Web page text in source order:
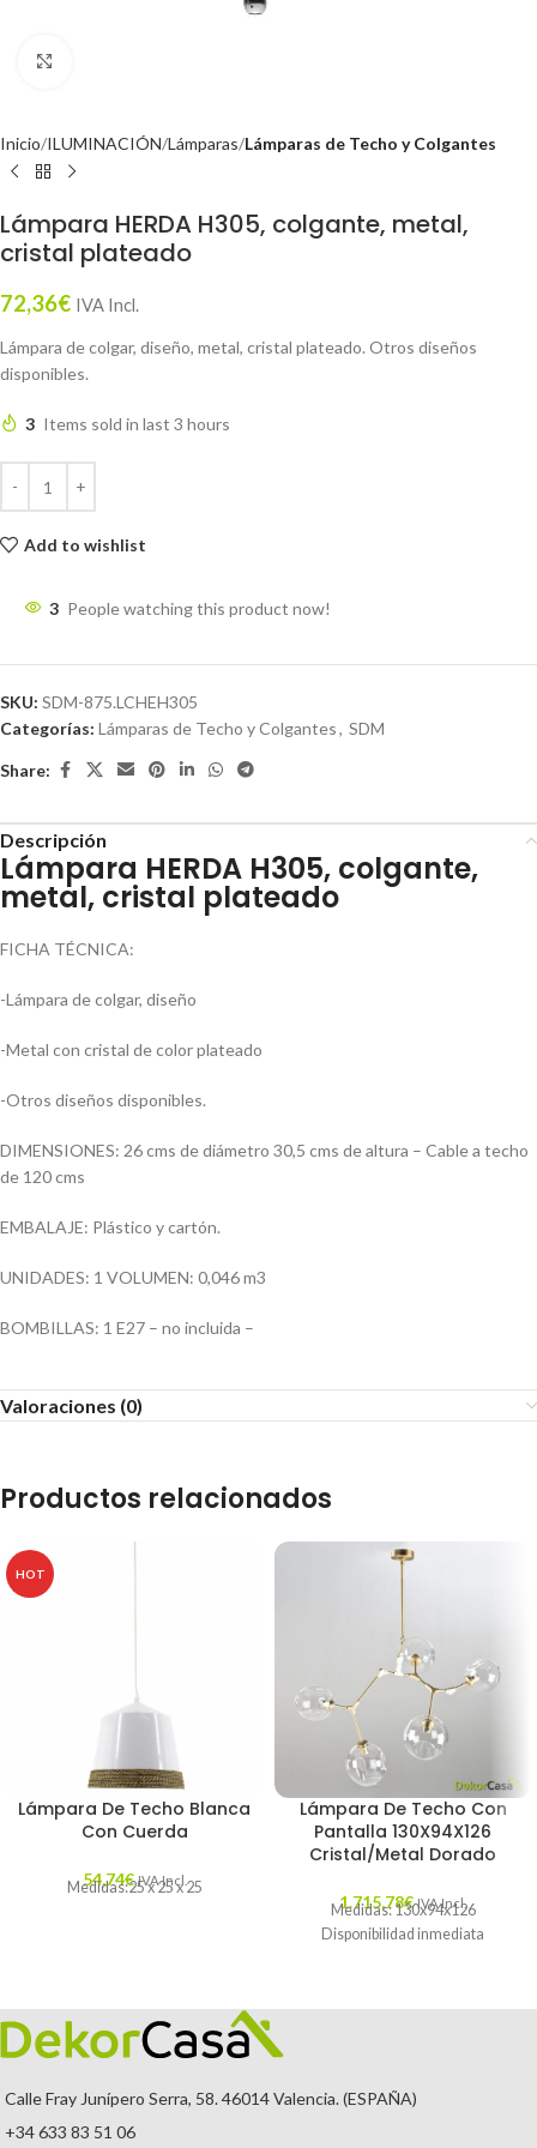
Inicio ILUMINACIÓN Lámparas Lámparas de Techo y Colgantes
Lámpara HERDA H305, colgante, metal,
cristal plateado
72,36€ IVA Incl.
Lámpara de colgar, diseño, metal, cristal plateado. Otros diseños
disponibles.
3 Items sold in last 3 hours
Add to wishlist
3 People watching this product now!
SKU: SDM-875.LCHEH305
Categorías: Lámparas de Techo y Colgantes, SDM
Share:
Descripción
Lámpara HERDA H305, colgante,
metal, cristal plateado
FICHA TÉCNICA:
-Lámpara de colgar, diseño
-Metal con cristal de color plateado
-Otros diseños disponibles.
DIMENSIONES: 26 cms de diámetro 30,5 cms de altura – Cable a techo
de 120 cms
EMBALAJE: Plástico y cartón.
UNIDADES: 1 VOLUMEN: 0,046 m3
BOMBILLAS: 1 E27 – no incluida –
Valoraciones (0)
Productos relacionados
HOT
Lámpara De Techo Blanca
Con Cuerda
54,74€ IVA Incl.
Medidas:25 x 25 x 25
Lámpara De Techo Con
Pantalla 130X94X126
Cristal/Metal Dorado
1.715,78€ IVA Incl.
Medidas: 130x94x126
Disponibilidad inmediata
Calle Fray Junípero Serra, 58. 46014 Valencia. (ESPAÑA)
+34 633 83 51 06